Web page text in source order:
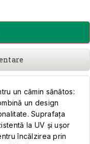
un cămin sănătos:
un design
Suprafața
la UV și ușor
încălzirea prin